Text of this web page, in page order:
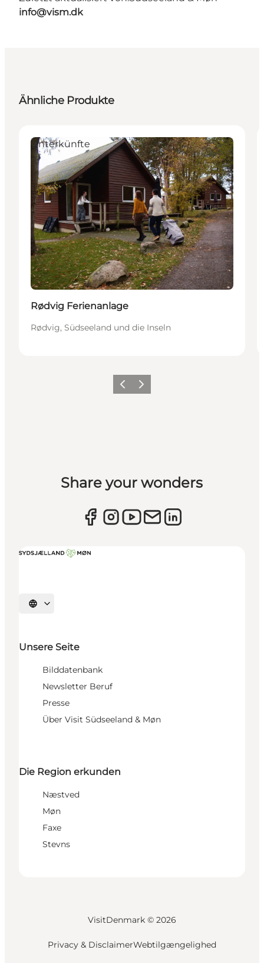
info@vism.dk
Ähnliche Produkte
Unterkünfte
Rødvig Ferienanlage
Rødvig, Südseeland und die Inseln
ZurückWeiter
Share your wonders
Sprache auswählen
Unsere Seite
Bilddatenbank
Newsletter Beruf
Presse
Über Visit Südseeland & Møn
Die Region erkunden
Næstved
Møn
Faxe
Stevns
VisitDenmark © 2026
Privacy & DisclaimerWebtilgængelighed